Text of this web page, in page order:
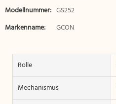
Modellnummer: GS252
Markenname:
GCON
Rolle
Mechanismus